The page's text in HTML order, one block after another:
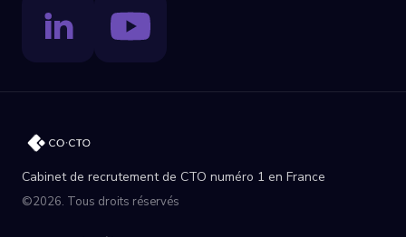
Cabinet de recrutement de CTO numéro 1 en France
©2026. Tous droits réservés